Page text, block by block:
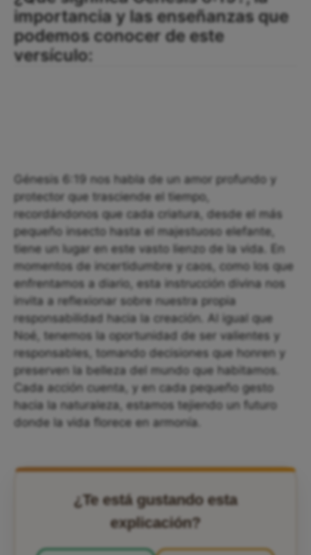
importancia y las enseñanzas que
podemos conocer de este
versículo:
Génesis 6:19 nos habla de un amor profundo y
protector que trasciende el tiempo,
recordándonos que cada criatura, desde el más
pequeño insecto hasta el majestuoso elefante,
tiene un lugar en este vasto lienzo de la vida. En
momentos de incertidumbre y caos, como los que
enfrentamos a diario, esta instrucción divina nos
invita a reflexionar sobre nuestra propia
responsabilidad hacia la creación. Al igual que
Noé, tenemos la oportunidad de ser valientes y
responsables, tomando decisiones que honren y
preserven la belleza del mundo que habitamos.
Cada acción cuenta, y en cada pequeño gesto
hacia la naturaleza, estamos tejiendo un futuro
donde la vida florece en armonía.
¿Te está gustando esta
explicación?